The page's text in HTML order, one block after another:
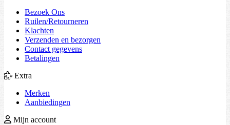
Bezoek Ons
Ruilen/Retourneren
Klachten
Verzenden en bezorgen
Contact gegevens
Betalingen
Extra
Merken
Aanbiedingen
Mijn account